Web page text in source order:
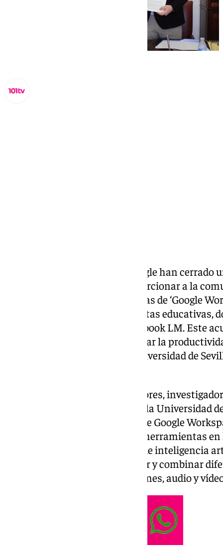
La Universidad de Sevilla y Google han cerrado
colaboración destinado a proporcionar a la
las herramientas más avanzadas de ‘Google
parte del paquete de herramientas educativas,
adicionalmente Gemini y Notebook LM. Este
«fomentar la innovación, mejorar la
el entorno corporativo de la Universidad de
A través de esta alianza, profesores,
y administración y servicios de la Universidad
de una gama de herramientas de Google
también podrá acceder a estas herramientas
disposición Gemini, el modelo de inteligencia
que permite comprender, operar y combinar
incluyendo texto, código, imágenes, audio y